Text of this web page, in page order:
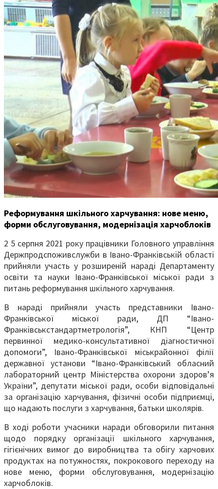
Реформування шкільного харчування: нове меню,
форми обслуговування, модернізація харчоблоків
2 5 серпня 2021 року працівники Головного управління
Держпродспоживслужби в Івано-Франківській області
прийняли участь у розширеній нараді Департаменту
освіти та науки Івано-Франківської міської ради з
питань реформування шкільного харчування.
В нараді прийняли участь представники Івано-
Франківської міської ради, ДП “Івано-
Франківськстандартметрологія”, КНП “Центр
первинної медико-консультативної діагностичної
допомоги”, Івано-Франківської міськрайонної філії
державної установи “Івано-Франківський обласний
лабораторний центр Міністерства охорони здоров’я
України”, депутати міської ради, особи відповідальні
за організацію харчування, фізичні особи підприємці,
що надають послуги з харчування, батьки школярів.
В ході роботи учасники наради обговорили питання
щодо порядку організації шкільного харчування,
гігієнічних вимог до виробництва та обігу харчових
продуктах на потужностях, покрокового переходу на
нове меню, форми обслуговування, модернізацію
харчоблоків.